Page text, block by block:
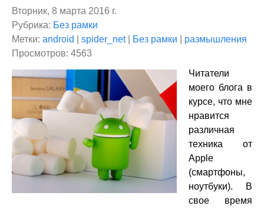
Вторник, 8 марта 2016 г.
Рубрика: Без рамки
Метки: android spider_net| Без рамки
размышления
Просмотров: 4563
Читатели
моего блога в
курсе, что мне
нравится
различная
техника от
Apple
(смартфоны,
ноутбуки). В
свое время